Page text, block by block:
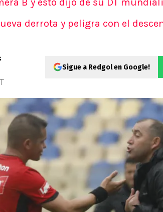
derrota y peligra con el
Sigue a Redgol en Google!